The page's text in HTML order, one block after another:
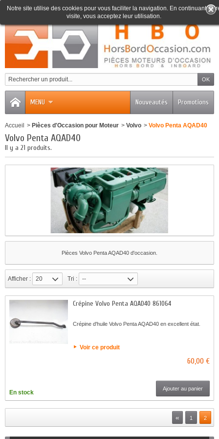
0
MENU Promotions
Nouveautés
Notre site utilise des cookies pour vous faciliter la navigation. En continuant
visite, vous acceptez leur utilisation.
Accueil > Pièces d'Occasion pour Moteur > Volvo > Volvo Penta AQAD40
Volvo Penta AQAD40
Il y a 21 produits.
Pièces Volvo Penta AQAD40 d'occasion.
Afficher : 20 Tri : --
Crépine Volvo Penta AQAD40 861064
Crépine d'huile Volvo Penta AQAD40 en excellent état.
Voir ce produit
60,00 €
En stock
Ajouter au panier
« 1 2